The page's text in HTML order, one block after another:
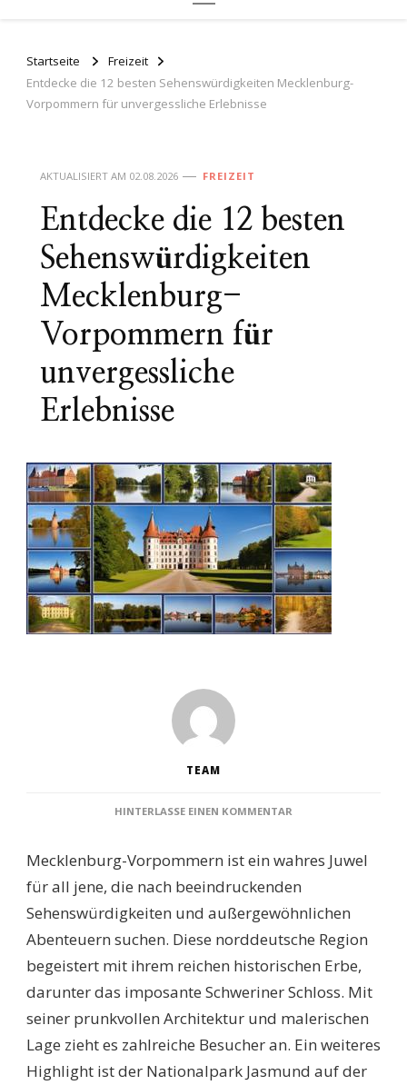
Startseite
Freizeit
Entdecke die 12 besten Sehenswürdigkeiten Mecklenburg-
Vorpommern für unvergessliche Erlebnisse
AKTUALISIERT AM 02.08.2026 FREIZEIT
Entdecke die 12 besten
Sehenswürdigkeiten
Mecklenburg-
Vorpommern für
unvergessliche
Erlebnisse
TEAM
HINTERLASSE EINEN KOMMENTAR
12
MECKLENBURG-
FÜR
UNVERGESSLICHE
Mecklenburg-Vorpommern ist ein wahres Juwel
für all jene, die nach beeindruckenden
Sehenswürdigkeiten und außergewöhnlichen
Abenteuern suchen. Diese norddeutsche Region
begeistert mit ihrem reichen historischen Erbe,
darunter das imposante Schweriner Schloss. Mit
seiner prunkvollen Architektur und malerischen
Lage zieht es zahlreiche Besucher an. Ein weiteres
Highlight ist der Nationalpark Jasmund auf der